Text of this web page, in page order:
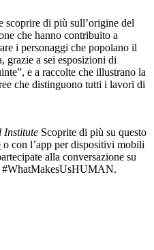
scoprire di più sull’origine del
che hanno contribuito a
i personaggi che popolano il
grazie a sei esposizioni di
e a raccolte che illustrano la
che distinguono tutti i lavori di
Institute Scoprite di più su questo
o con l’app per dispositivi mobili
alla conversazione su
#WhatMakesUsHUMAN.